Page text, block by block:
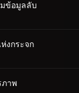
ข้อมูลลับ
งกระจก
ภาพ